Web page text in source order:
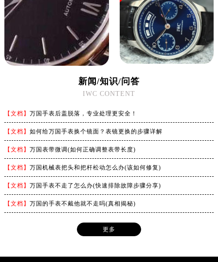
新闻/知识/问答
IWC CONTENT
【文档】 万国手表后盖脱落，专业处理更安全！
【文档】 如何给万国手表换个镜面？表镜更换的步骤详解
【文档】 万国表带微调(如何正确调整表带长度)
【文档】 万国机械表把头和把杆松动怎么办(该如何修复)
【文档】 万国手表不走了怎么办(快速排除故障步骤分享)
【文档】 万国的手表不戴他就不走吗(真相揭秘)
更多